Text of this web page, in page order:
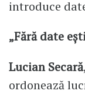
introduce
„Fără date
Lucian Secară
ordonează